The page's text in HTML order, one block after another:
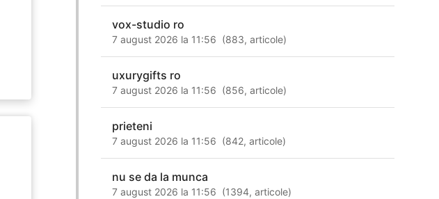
vox-studio ro
7 august 2026 la 11:56 (883,articole)
uxurygifts ro
7 august 2026 la 11:56 (856,articole)
prieteni
7 august 2026 la 11:56 (842,articole)
nu se da la munca
7 august 2026 la 11:56 (1394,articole)